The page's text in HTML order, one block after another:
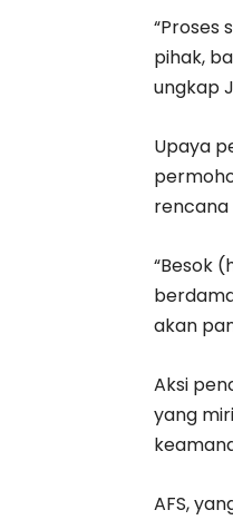
“Proses
pihak,
ungkap
Upaya
rencana
“Besok
akan
Aksi
yang
AFS,